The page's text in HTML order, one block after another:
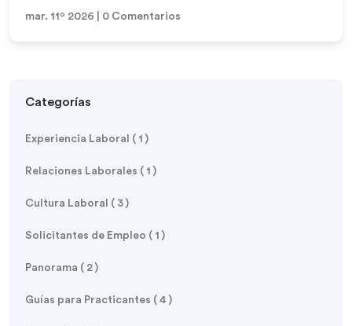
mar. 11º 2026 | 0 Comentarios
Categorías
Experiencia Laboral ( 1 )
Relaciones Laborales ( 1 )
Cultura Laboral ( 3 )
Solicitantes de Empleo ( 1 )
Panorama ( 2 )
Guías para Practicantes ( 4 )